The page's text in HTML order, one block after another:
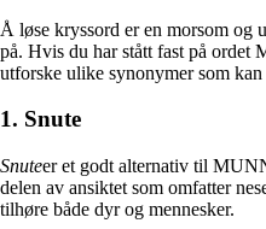
Å løse kryssord er en morsom og
på. Hvis du har stått fast på
utforske ulike synonymer som kan
1. Snute
Snuteer et godt alternativ til
delen av ansiktet som omfatter
tilhøre både dyr og mennesker.